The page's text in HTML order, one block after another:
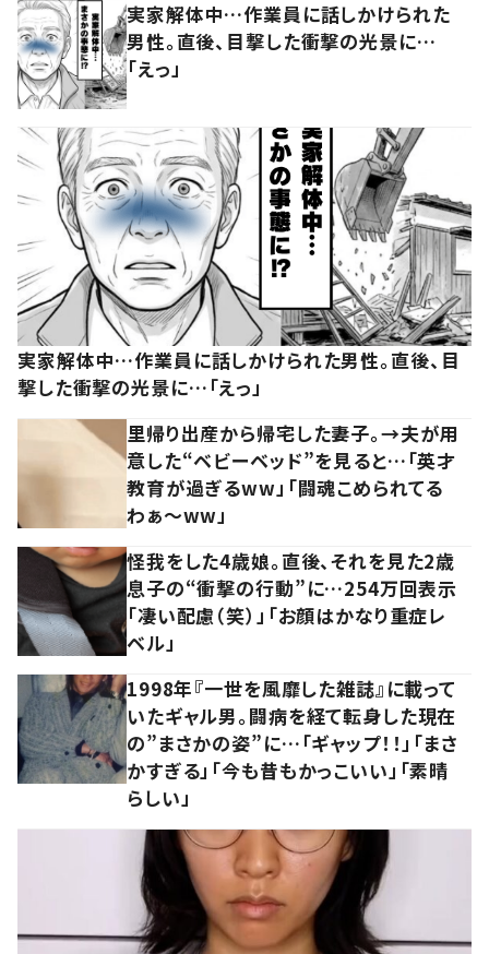
実家解体中…作業員に話しかけられた
男性。直後、目撃した衝撃の光景に…
「えっ」
実家解体中…作業員に話しかけられた男性。直後、目
撃した衝撃の光景に…「えっ」
里帰り出産から帰宅した妻子。→夫が用
意した“ベビーベッド”を見ると…「英才
教育が過ぎるww」「闘魂こめられてる
わぁ～ww」
怪我をした4歳娘。直後、それを見た2歳
息子の“衝撃の行動”に…254万回表示
「凄い配慮（笑）」「お顔はかなり重症レ
ベル」
1998年『一世を風靡した雑誌』に載って
いたギャル男。闘病を経て転身した現在
の”まさかの姿”に…「ギャップ！！」「まさ
かすぎる」「今も昔もかっこいい」「素晴
らしい」